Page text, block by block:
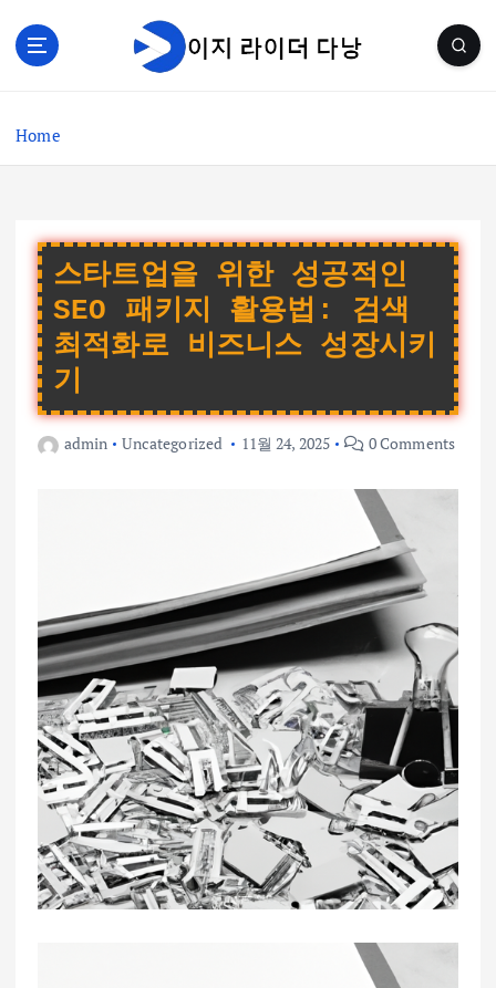
c
Home
스타트업을 위한 성공적인
SEO 패키지 활용법: 검색
최적화로 비즈니스 성장시키
기
admin Uncategorized 11월 24, 2025 0 Comments